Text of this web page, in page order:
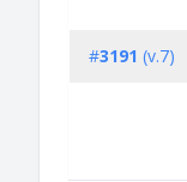
#3191 (v.7)